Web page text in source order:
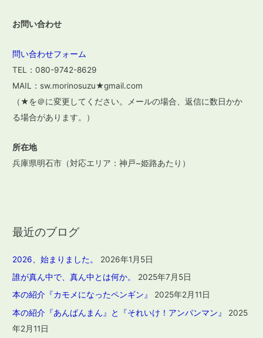
お問い合わせ
問い合わせフォーム
TEL：080-9742-8629
MAIL：sw.morinosuzu★gmail.com
（★を＠に変更してください。メールの場合、返信に数日かか
る場合があります。）
所在地
兵庫県明石市（対応エリア：神戸~姫路あたり）
最近のブログ
2026、始まりました。
2026年1月5日
誰が真ん中で、真ん中とは何か。
2025年7月5日
本の紹介『カモメになったペンギン』
2025年2月11日
本の紹介『あんぱんまん』と『それいけ！アンパンマン』
2025
年2月11日